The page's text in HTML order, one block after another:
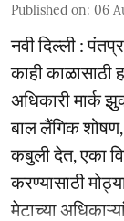
Published on: 06
नवी दिल्ली :
काही काळासाठी
अधिकारी मार्क
बाल लैंगिक
कबुली देत, एका
करण्यासाठी
मेटाच्या